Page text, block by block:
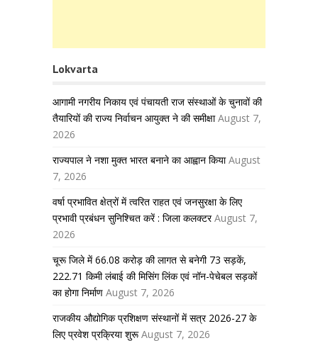
Lokvarta
आगामी नगरीय निकाय एवं पंचायती राज संस्थाओं के चुनावों की
तैयारियों की राज्य निर्वाचन आयुक्त ने की समीक्षा August 7,
2026
राज्यपाल ने नशा मुक्त भारत बनाने का आह्वान किया August
7, 2026
वर्षा प्रभावित क्षेत्रों में त्वरित राहत एवं जनसुरक्षा के लिए
प्रभावी प्रबंधन सुनिश्चित करें : जिला कलक्टर August 7,
2026
चूरू जिले में 66.08 करोड़ की लागत से बनेगी 73 सड़कें,
222.71 किमी लंबाई की मिसिंग लिंक एवं नॉन-पेचेबल सड़कों
का होगा निर्माण August 7, 2026
राजकीय औद्योगिक प्रशिक्षण संस्थानों में सत्र 2026-27 के
लिए प्रवेश प्रक्रिया शुरू August 7, 2026